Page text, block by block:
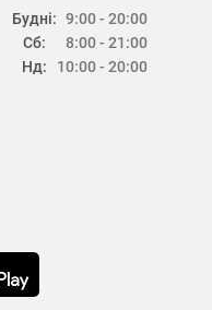
Будні:
Сб:
Нд:
9:00 - 20:00
8:00 - 21:00
10:00 - 20:00